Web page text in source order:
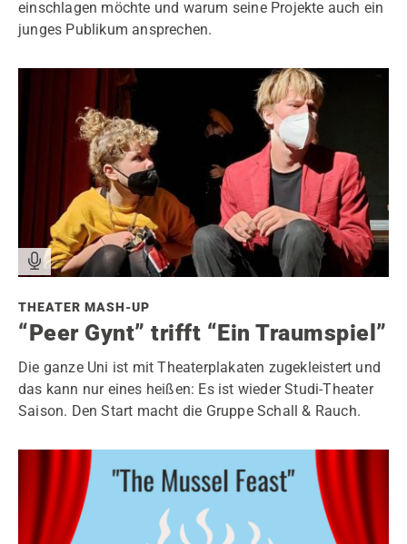
einschlagen möchte und warum seine Projekte auch ein
junges Publikum ansprechen.
THEATER MASH-UP
“Peer Gynt” trifft “Ein Traumspiel”
Die ganze Uni ist mit Theaterplakaten zugekleistert und
das kann nur eines heißen: Es ist wieder Studi-Theater
Saison. Den Start macht die Gruppe Schall & Rauch.